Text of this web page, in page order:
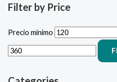
Filter by Price
Precio mínimo